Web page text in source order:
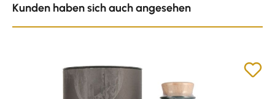
Kunden haben sich auch angesehen